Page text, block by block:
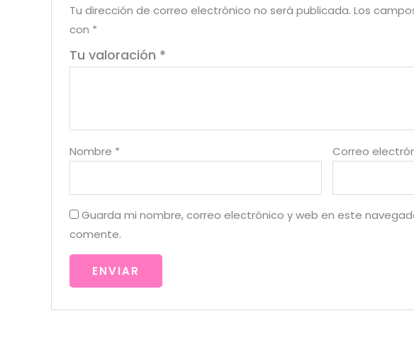
Tu dirección de correo electrónico no será publicada. Los
con *
Tu valoración *
Nombre * Correo
Guarda mi nombre, correo electrónico y web en este
comente.